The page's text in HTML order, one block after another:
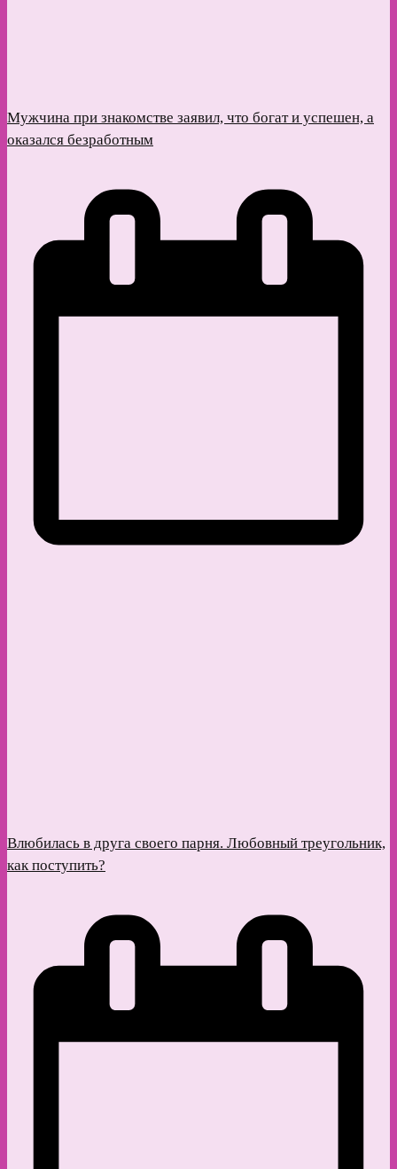
Мужчина при знакомстве заявил, что богат и успешен, а
оказался безработным
Влюбилась в друга своего парня. Любовный треугольник,
как поступить?